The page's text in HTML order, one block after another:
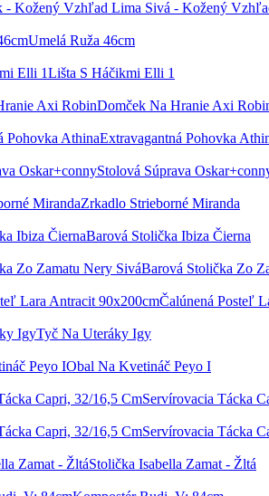
Umelá Ruža 46cm
Lišta S Háčikmi Elli 1
Domček Na Hranie Axi
Extravagantná Pohovka
Stolová Súprava
Zrkadlo Strieborné Miranda
Barová Stolička Ibiza Čierna
Barová Stolička Zo
Čalúnená Posteľ
Tyč Na Uteráky Igy
Obal Na Kvetináč Peyo I
Servírovacia Tácka
Servírovacia Tácka
Stolička Isabella Zamat - Žltá